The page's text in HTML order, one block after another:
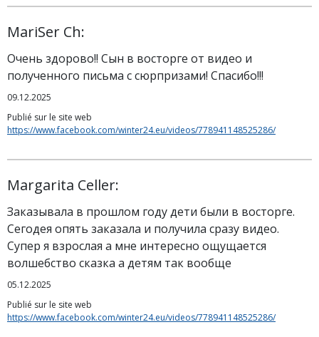
MariSer Ch:
Очень здорово!! Сын в восторге от видео и
полученного письма с сюрпризами! Спасибо!!!
09.12.2025
Publié sur le site web
https://www.facebook.com/winter24.eu/videos/778941148525286/
Margarita Celler:
Заказывала в прошлом году дети были в восторге.
Сегодея опять заказала и получила сразу видео.
Супер я взрослая а мне интересно ощущается
волшебство сказка а детям так вообще
05.12.2025
Publié sur le site web
https://www.facebook.com/winter24.eu/videos/778941148525286/